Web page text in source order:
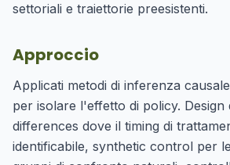
settoriali e traiettorie preesistenti.
Approccio
Applicati metodi di inferenza
per isolare l'effetto di policy.
differences dove il timing di
identificabile, synthetic control per